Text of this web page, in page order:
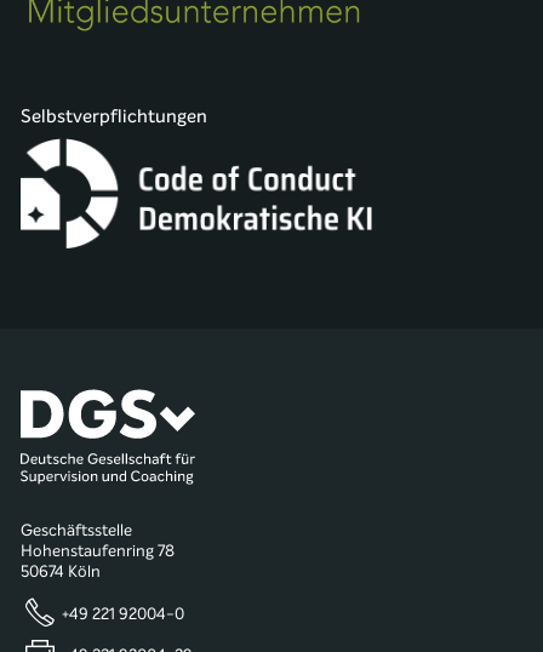
Selbstverpflichtungen
Geschäftsstelle
Hohenstaufenring 78
50674 Köln
+49 221 92004-0